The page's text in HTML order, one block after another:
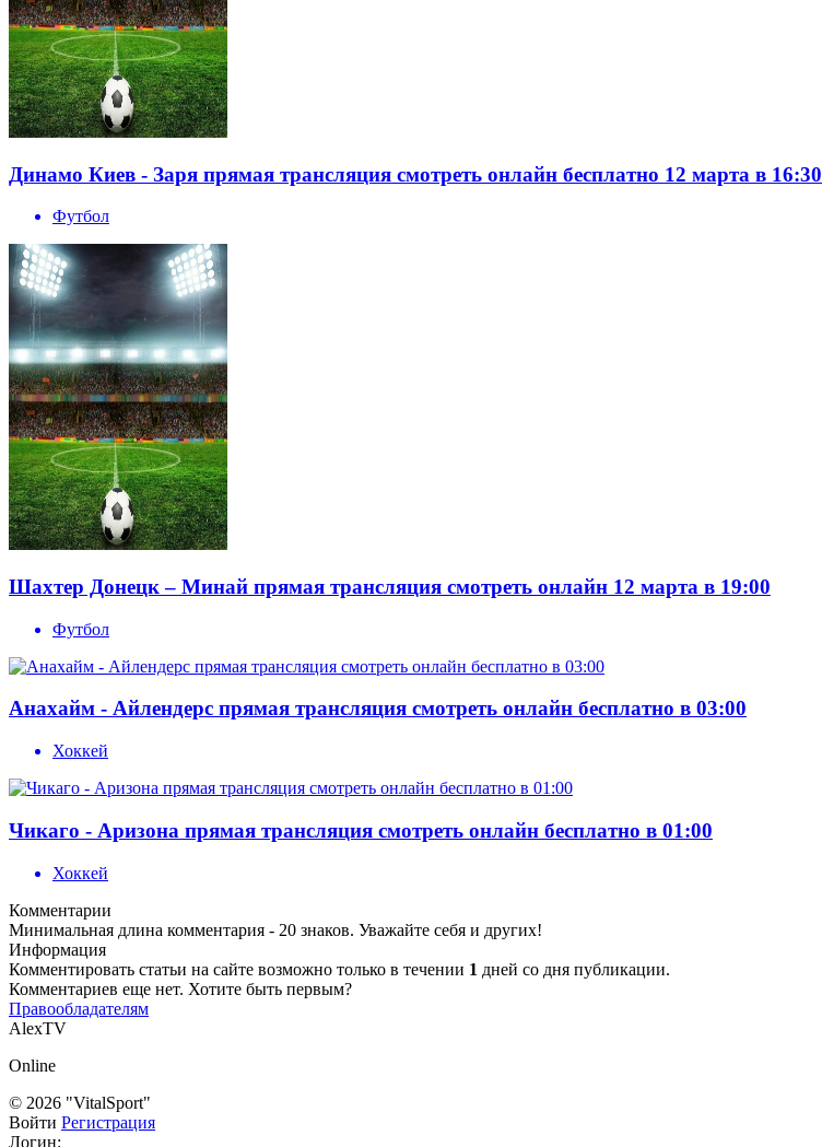
Динамо Киев - Заря прямая трансляция смотреть онлайн бесплатно 12 марта в 16:30
Футбол
Шахтер Донецк – Минай прямая трансляция смотреть онлайн 12 марта в 19:00
Футбол
Анахайм - Айлендерс прямая трансляция смотреть онлайн бесплатно в 03:00
Хоккей
Чикаго - Аризона прямая трансляция смотреть онлайн бесплатно в 01:00
Хоккей
Комментарии
Минимальная длина комментария - 20 знаков. Уважайте себя и других!
Информация
Комментировать статьи на сайте возможно только в течении 1 дней со дня публикации.
Комментариев еще нет. Хотите быть первым?
Правообладателям
AlexTV
Online
© 2026 "VitalSport"
Войти Регистрация
Логин: